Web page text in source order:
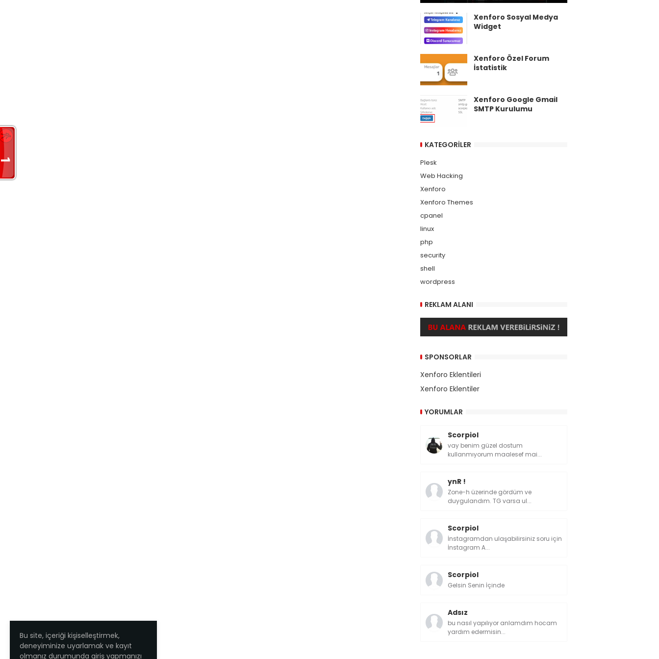
Xenforo Sosyal Medya
Widget
Xenforo Özel Forum
İstatistik
Xenforo Google Gmail
SMTP Kurulumu
KATEGORILER
Plesk
Web Hacking
Xenforo
Xenforo Themes
cpanel
linux
php
security
shell
wordpress
REKLAM ALANI
SPONSORLAR
Xenforo Eklentileri
Xenforo Eklentiler
YORUMLAR
Scorpiol
vay benim güzel dostum
kullanmıyorum maalesef mai...
ynR !
Zone-h üzerinde gördüm ve
duygulandım. TG varsa ul...
Scorpiol
İnstagramdan ulaşabilirsiniz soru için
İnstagram A...
Scorpiol
Gelsin Senin İçinde
Adsız
bu nasıl yapılıyor anlamdım hocam
yardım edermisin...
Bu site, içeriği kişiselleştirmek,
deneyiminize uyarlamak ve kayıt
olmanız durumunda giriş yapmanızı